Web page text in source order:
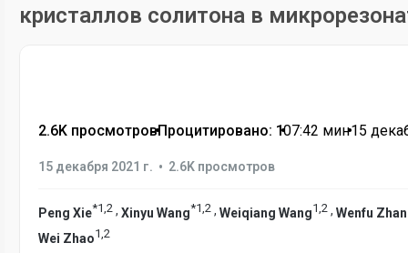
кристаллов солитона в
2.6K просмотров•Процитировано: 1•07:42 мин•15
15 декабря 2021 г. • 2.6K просмотров
Peng Xie*1,2 , Xinyu Wang*1,2 , Weiqiang Wang1,2 , Wenfu
Wei Zhao1 2